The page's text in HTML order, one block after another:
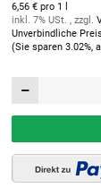
6,56 € pro 1 l
inkl. 7% USt. , zzgl.
Unverbindliche
(Sie sparen 3.02%,